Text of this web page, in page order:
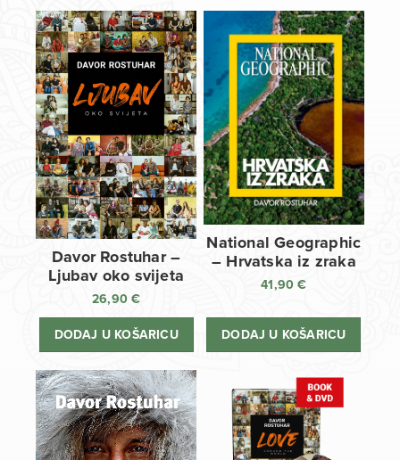
Davor Rostuhar –
Ljubav oko svijeta
26,90€
DODAJ U KOŠARICU
National Geographic
– Hrvatska iz zraka
41,90€
DODAJ U KOŠARICU